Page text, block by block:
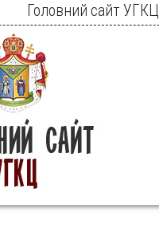
Головний сайт УГКЦ